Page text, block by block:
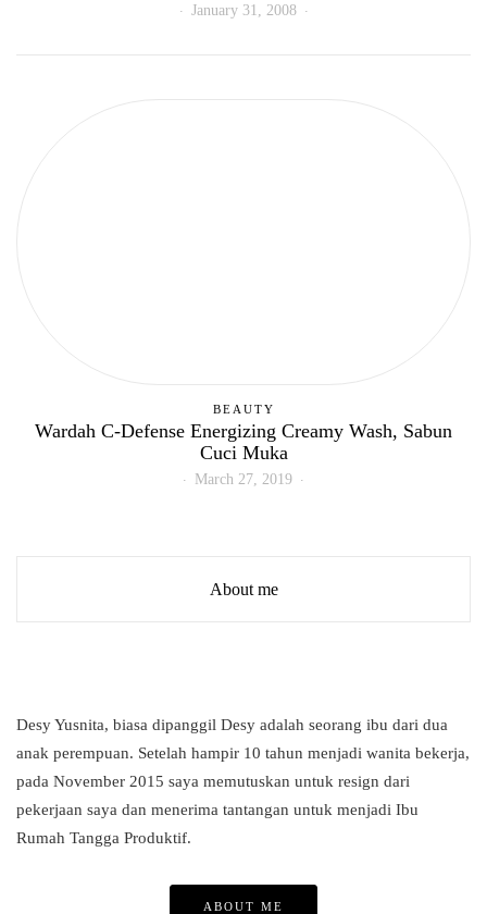
January 31, 2008
BEAUTY
Wardah C-Defense Energizing Creamy Wash, Sabun
Cuci Muka
March 27, 2019
About me
Desy Yusnita, biasa dipanggil Desy adalah seorang ibu dari dua
anak perempuan. Setelah hampir 10 tahun menjadi wanita bekerja,
pada November 2015 saya memutuskan untuk resign dari
pekerjaan saya dan menerima tantangan untuk menjadi Ibu
Rumah Tangga Produktif.
ABOUT ME